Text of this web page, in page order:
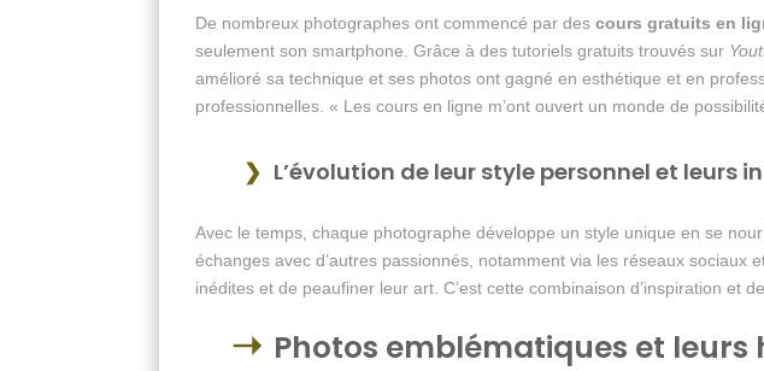
De nombreux photographes ont commencé par des cours gratuits en
seulement son smartphone. Grâce à des tutoriels gratuits trouvés sur
amélioré sa technique et ses photos ont gagné en esthétique et en
professionnelles. « Les cours en ligne m’ont ouvert un monde de
L’évolution de leur style personnel et leurs
Avec le temps, chaque photographe développe un style unique en se
échanges avec d’autres passionnés, notamment via les réseaux
inédites et de peaufiner leur art. C’est cette combinaison d’inspiration
Photos emblématiques et leurs